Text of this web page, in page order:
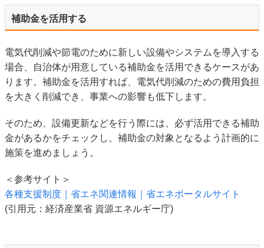
補助金を活用する
電気代削減や節電のために新しい設備やシステムを導入する
場合、自治体が用意している補助金を活用できるケースがあ
ります。補助金を活用すれば、電気代削減のための費用負担
を大きく削減でき、事業への影響も低下します。
そのため、設備更新などを行う際には、必ず活用できる補助
金があるかをチェックし、補助金の対象となるよう計画的に
施策を進めましょう。
＜参考サイト＞
各種支援制度｜省エネ関連情報｜省エネポータルサイト
(引用元：経済産業省 資源エネルギー庁)